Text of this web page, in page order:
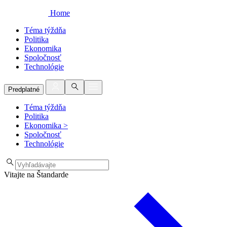
Home
Téma týždňa
Politika
Ekonomika
Spoločnosť
Technológie
Predplatné
Téma týždňa
Politika
Ekonomika >
Spoločnosť
Technológie
Vitajte na Štandarde